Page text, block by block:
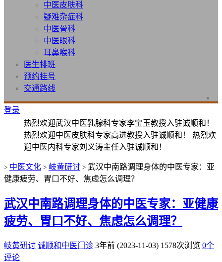
中医皮肤科
疑难杂症科
中医骨科
中医眼科
耳鼻喉科
医生排班
预约挂号
交通路线
登录
热烈欢迎武汉中医乳腺科专家李宝玉教授入驻诚顺和！
热烈欢迎中医皮肤科专家高进教授入驻诚顺和！ 热烈欢
迎中医内科专家刘义涛主任入驻诚顺和！
> 中医文化 > 岐黄研讨 > 武汉中南路调理身体的中医专家：亚
健康疲劳、胃口不好、焦虑怎么调理？
武汉中南路调理身体的中医专家：亚健康
疲劳、胃口不好、焦虑怎么调理？
岐黄研讨 诚顺和中医门诊 3年前 (2023-11-03) 1578次浏览 0个
评论